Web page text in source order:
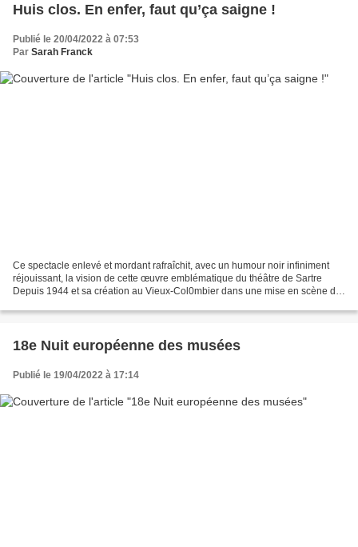
Huis clos. En enfer, faut qu’ça saigne !
Publié le 20/04/2022 à 07:53
Par Sarah Franck
Ce spectacle enlevé et mordant rafraîchit, avec un humour noir infiniment
réjouissant, la vision de cette œuvre emblématique du théâtre de Sartre
Depuis 1944 et sa création au Vieux-Col0mbier dans une mise en scène de
18e Nuit européenne des musées
Publié le 19/04/2022 à 17:14